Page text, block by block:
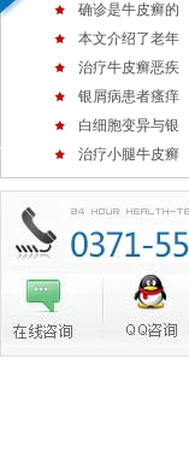
确诊是牛皮癣的
本文介绍了老年
治疗牛皮癣恶疾
银屑病患者瘙痒
白细胞变异与银
治疗小腿牛皮癣